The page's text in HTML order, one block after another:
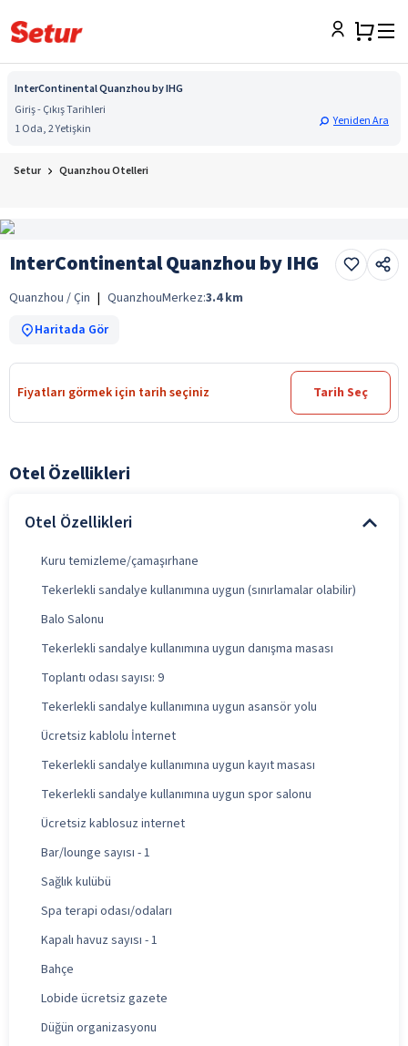
InterContinental Quanzhou by IHG
Giriş - Çıkış Tarihleri
1 Oda, 2 Yetişkin
Yeniden Ara
Setur Quanzhou Otelleri
InterContinental Quanzhou by IHG
Quanzhou / Çin | QuanzhouMerkez:3.4 km
Haritada Gör
Fiyatları görmek için tarih seçiniz Tarih Seç
Otel Özellikleri
Otel Özellikleri
Kuru temizleme/çamaşırhane
Tekerlekli sandalye kullanımına uygun (sınırlamalar olabilir)
Balo Salonu
Tekerlekli sandalye kullanımına uygun danışma masası
Toplantı odası sayısı: 9
Tekerlekli sandalye kullanımına uygun asansör yolu
Ücretsiz kablolu İnternet
Tekerlekli sandalye kullanımına uygun kayıt masası
Tekerlekli sandalye kullanımına uygun spor salonu
Ücretsiz kablosuz internet
Bar/lounge sayısı - 1
Sağlık kulübü
Spa terapi odası/odaları
Kapalı havuz sayısı - 1
Bahçe
Lobide ücretsiz gazete
Düğün organizasyonu